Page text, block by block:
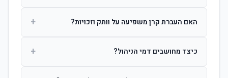
הרווחים. לאחר 6 שנים ניתן למשוך פטור ממס עד לתקרה
האם העברת קרן משפיעה על וותק וזכויות? +
החברות. הוותק ממשיך להיספר מיום ההפקדה הראשונה.
כיצד מחושבים דמי הניהול? +